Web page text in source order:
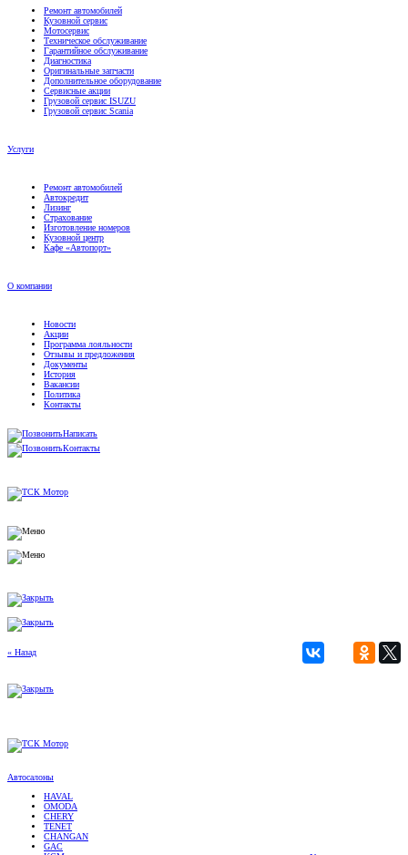
Кузовной сервис
Мотосервис
Техническое обслуживание
Гарантийное обслуживание
Диагностика
Оригинальные запчасти
Дополнительное оборудование
Сервисные акции
Грузовой сервис ISUZU
Грузовой сервис Scania
Автокредит
Лизинг
Страхование
Изготовление номеров
Кузовной центр
Кафе «Автопорт»
Акции
Программа лояльности
Отзывы и предложения
Документы
История
Вакансии
Политика
Контакты
Контакты
HAVAL
OMODA
CHERY
TENET
CHANGAN
GAC
KGM
(SsangYong)